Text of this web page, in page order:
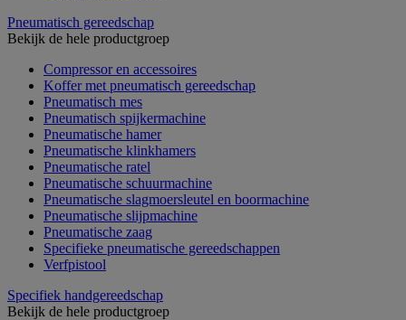
Pneumatisch gereedschap
Bekijk de hele productgroep
Compressor en accessoires
Koffer met pneumatisch gereedschap
Pneumatisch mes
Pneumatisch spijkermachine
Pneumatische hamer
Pneumatische klinkhamers
Pneumatische ratel
Pneumatische schuurmachine
Pneumatische slagmoersleutel en boormachine
Pneumatische slijpmachine
Pneumatische zaag
Specifieke pneumatische gereedschappen
Verfpistool
Specifiek handgereedschap
Bekijk de hele productgroep